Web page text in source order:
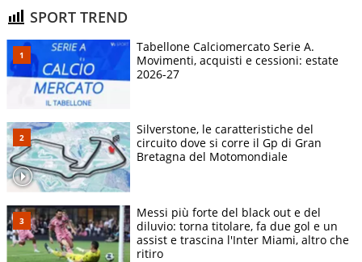
SPORT TREND
Tabellone Calciomercato Serie A.
Movimenti, acquisti e cessioni: estate
2026-27
Silverstone, le caratteristiche del
circuito dove si corre il Gp di Gran
Bretagna del Motomondiale
Messi più forte del black out e del
diluvio: torna titolare, fa due gol e un
assist e trascina l'Inter Miami, altro che
ritiro